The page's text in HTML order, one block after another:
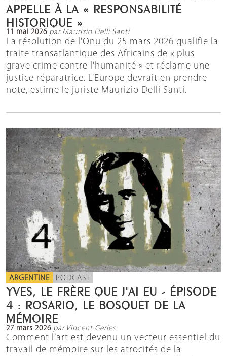
APPELLE À LA « RESPONSABILITÉ
HISTORIQUE »
11 mai 2026 par Maurizio Delli Santi
La résolution de l'Onu du 25 mars 2026 qualifie la
traite transatlantique des Africains de « plus
grave crime contre l'humanité » et réclame une
justice réparatrice. L'Europe devrait en prendre
note, estime le juriste Maurizio Delli Santi.
ARGENTINE PODCAST
YVES, LE FRÈRE QUE J'AI EU - ÉPISODE
4 : ROSARIO, LE BOSQUET DE LA
MÉMOIRE
27 mars 2026 par Vincent Gerles
Comment l’art est devenu un vecteur essentiel du
travail de mémoire sur les atrocités de la